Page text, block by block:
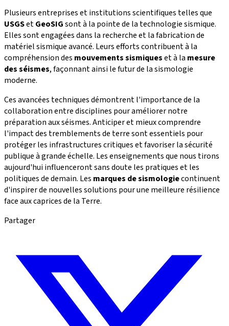
Plusieurs entreprises et institutions scientifiques telles que
USGSetGeoSIGsont à la pointe de la technologie sismique.
Elles sont engagées dans la recherche et la fabrication de
matériel sismique avancé. Leurs efforts contribuent à la
compréhension des mouvements sismiqueset à la mesure
des séismes, façonnant ainsi le futur de la sismologie
moderne.
Ces avancées techniques démontrent l'importance de la
collaboration entre disciplines pour améliorer notre
préparation aux séismes. Anticiper et mieux comprendre
l'impact des tremblements de terre sont essentiels pour
protéger les infrastructures critiques et favoriser la sécurité
publique à grande échelle. Les enseignements que nous tirons
aujourd'hui influenceront sans doute les pratiques et les
politiques de demain. Les marques de sismologiecontinuent
d'inspirer de nouvelles solutions pour une meilleure résilience
face aux caprices de la Terre.
Partager